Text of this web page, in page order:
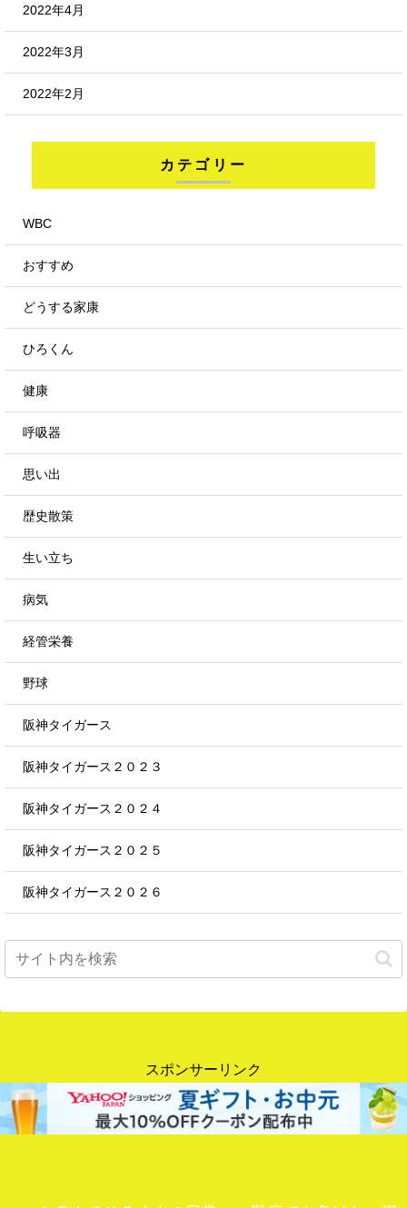
2022年4月
2022年3月
2022年2月
カテゴリー
WBC
おすすめ
どうする家康
ひろくん
健康
呼吸器
思い出
歴史散策
生い立ち
病気
経管栄養
野球
阪神タイガース
阪神タイガース２０２３
阪神タイガース２０２４
阪神タイガース２０２５
阪神タイガース２０２６
スポンサーリンク